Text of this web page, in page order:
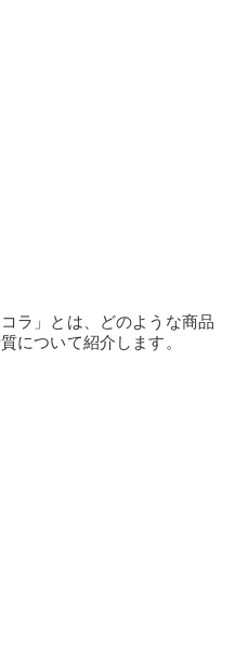
ラ」とは、どのような商品
について紹介します。